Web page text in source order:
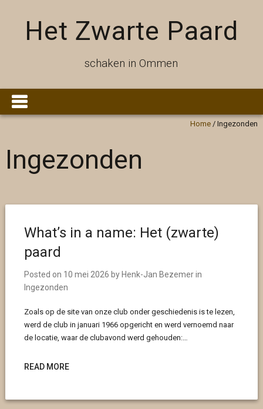
Het Zwarte Paard
schaken in Ommen
Home /Ingezonden
Ingezonden
What’s in a name: Het (zwarte)
paard
Posted on 10 mei 2026 by Henk-Jan Bezemerin
Ingezonden
Zoals op de site van onze club onder geschiedenis is te lezen,
werd de club in januari 1966 opgericht en werd vernoemd naar
de locatie, waar de clubavond werd gehouden:…
READ MORE